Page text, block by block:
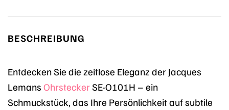
BESCHREIBUNG
Entdecken Sie die zeitlose Eleganz der Jacques
Lemans OhrsteckerSE-O101H – ein
Schmuckstück, das Ihre Persönlichkeit auf subtile